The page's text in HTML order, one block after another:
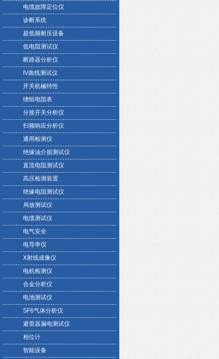
电缆故障定位仪
诊断系统
超低频耐压设备
低电阻测试仪
断路器分析仪
IV曲线测试仪
开关机械特性
绕组电阻表
分接开关分析仪
扫频响应分析仪
通用检测仪
绝缘油介损测试仪
直流电阻测试仪
高压检测装置
绝缘电阻测试仪
局放测试仪
电缆测试仪
电气安全
电导率仪
X射线成像仪
电机检测仪
合金分析仪
电池测试仪
SF6气体分析仪
避雷器漏电测试仪
相位计
智能设备